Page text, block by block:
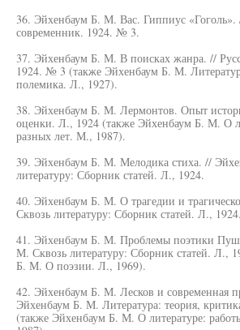
36. Эйхенбаум Б. М. Вас. Гиппиус «Гоголь».
современник. 1924. № 3.
37. Эйхенбаум Б. М. В поисках жанра. //
1924. № 3 (также Эйхенбаум Б. М.
полемика. Л., 1927).
38. Эйхенбаум Б. М. Лермонтов. Опыт
оценки. Л., 1924 (также Эйхенбаум Б. М. О
разных лет. М., 1987).
39. Эйхенбаум Б. М. Мелодика стиха. //
литературу: Сборник статей. Л., 1924.
40. Эйхенбаум Б. М. О трагедии и
Сквозь литературу: Сборник статей. Л., 1924.
41. Эйхенбаум Б. М. Проблемы поэтики
М. Сквозь литературу: Сборник статей. Л.,
Б. М. О поэзии. Л., 1969).
42. Эйхенбаум Б. М. Лесков и современная
Эйхенбаум Б. М. Литература: теория,
(также Эйхенбаум Б. М. О литературе: